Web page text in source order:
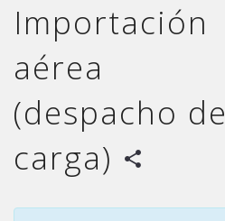
Importación
aérea
(despacho de
carga)
share